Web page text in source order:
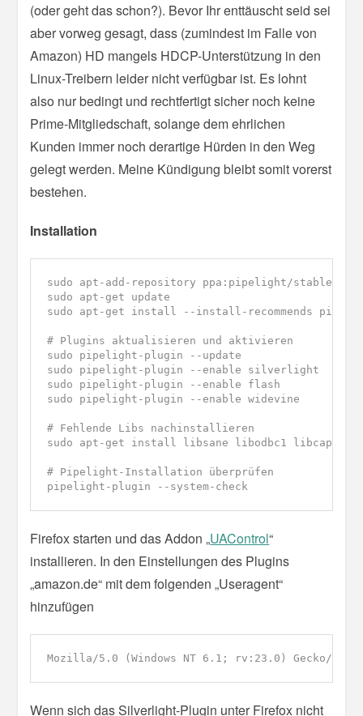
(oder geht das schon?). Bevor Ihr enttäuscht seid sei
aber vorweg gesagt, dass (zumindest im Falle von
Amazon) HD mangels HDCP-Unterstützung in den
Linux-Treibern leider nicht verfügbar ist. Es lohnt
also nur bedingt und rechtfertigt sicher noch keine
Prime-Mitgliedschaft, solange dem ehrlichen
Kunden immer noch derartige Hürden in den Weg
gelegt werden. Meine Kündigung bleibt somit vorerst
bestehen.
Installation
sudo apt-add-repository ppa:pipelight/stable
sudo apt-get update
sudo apt-get install --install-recommends
# Plugins aktualisieren und aktivieren
sudo pipelight-plugin --update
sudo pipelight-plugin --enable silverlight
sudo pipelight-plugin --enable flash
sudo pipelight-plugin --enable widevine
# Fehlende Libs nachinstallieren
sudo apt-get install libsane libodbc1
# Pipelight-Installation überprüfen
pipelight-plugin --system-check
Firefox starten und das Addon „UAControl“
installieren. In den Einstellungen des Plugins
„amazon.de“ mit dem folgenden „Useragent“
hinzufügen
Mozilla/5.0 (Windows NT 6.1; rv:23.0) Gecko/
Wenn sich das Silverlight-Plugin unter Firefox nicht